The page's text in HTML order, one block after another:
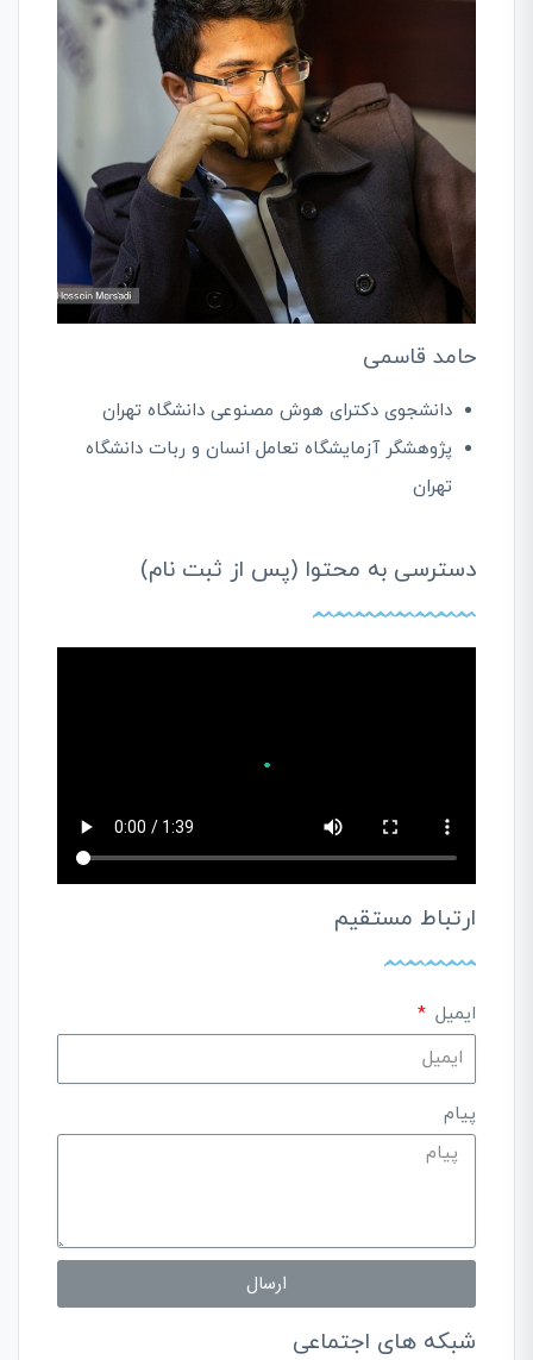
حامد قاسمی
دانشجوی دکترای هوش مصنوعی دانشگاه تهران
پژوهشگر آزمایشگاه تعامل انسان و ربات دانشگاه
تهران
دسترسی به محتوا (پس از ثبت نام)
ارتباط مستقیم
ایمیل
پیام
ارسال
شبکه های اجتماعی